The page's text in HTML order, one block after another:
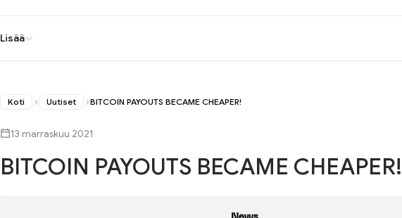
Lisää
Koti Uutiset BITCOIN PAYOUTS BECAME CHEAPER!
13 marraskuu 2021
BITCOIN PAYOUTS BECAME CHEAPER!